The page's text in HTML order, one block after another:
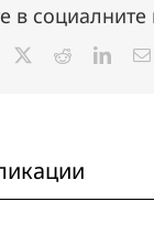
в
Facebook Reddit